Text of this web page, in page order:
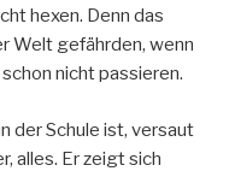
hexen. Denn das
Welt gefährden, wenn
nicht passieren.
der Schule ist, versaut
alles. Er zeigt sich